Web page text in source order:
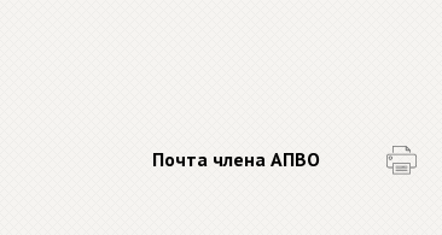
Почта члена АПВО